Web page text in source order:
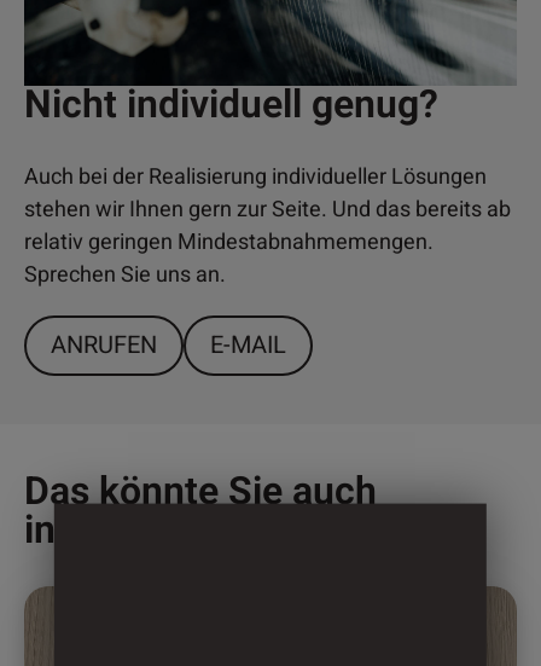
Nicht individuell genug?
Auch bei der Realisierung individueller Lösungen
stehen wir Ihnen gern zur Seite. Und das bereits ab
relativ geringen Mindestabnahmemengen.
Sprechen Sie uns an.
ANRUFEN E-MAIL
Das könnte Sie auch
interessieren
Dieses
Produkt